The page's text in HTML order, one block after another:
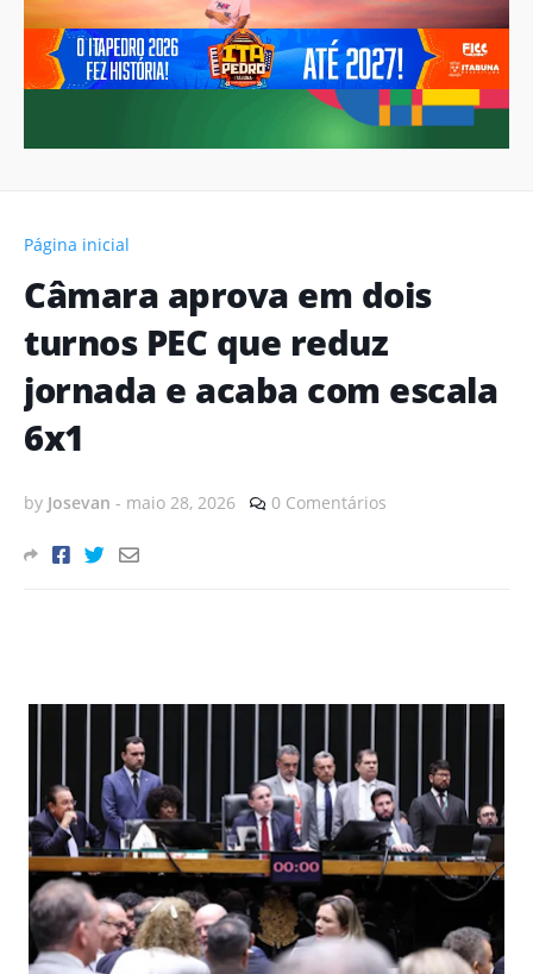
Página inicial
Câmara aprova em dois
turnos PEC que reduz
jornada e acaba com escala
6x1
by Josevan - maio 28, 2026 0 Comentários